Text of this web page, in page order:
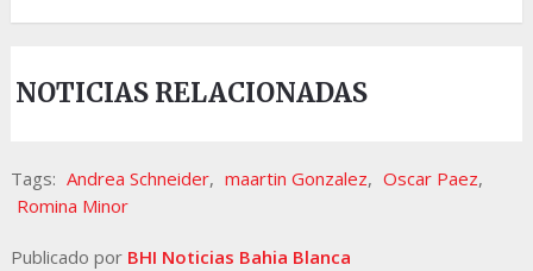
NOTICIAS RELACIONADAS
Tags: Andrea Schneider, maartin Gonzalez, Oscar Paez,
Romina Minor
Publicado por BHI Noticias Bahia Blanca